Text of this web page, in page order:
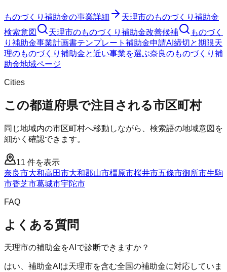
ものづくり補助金の事業詳細 天理市のものづくり補助金
検索意図
天理市のものづくり補助金改善候補
ものづく
り補助金事業計画書テンプレート 補助金申請AI 締切と期限天
理のものづくり補助金と近い事業を選ぶ奈良のものづくり補
助金地域ページ
Cities
この都道府県で注目される市区町村
同じ地域内の市区町村へ移動しながら、検索語の地域意図を
細かく確認できます。
11 件を表示
奈良市大和高田市大和郡山市橿原市桜井市五條市御所市生駒
市香芝市葛城市宇陀市
FAQ
よくある質問
天理市の補助金をAIで診断できますか？
はい、補助金AIは天理市を含む全国の補助金に対応していま